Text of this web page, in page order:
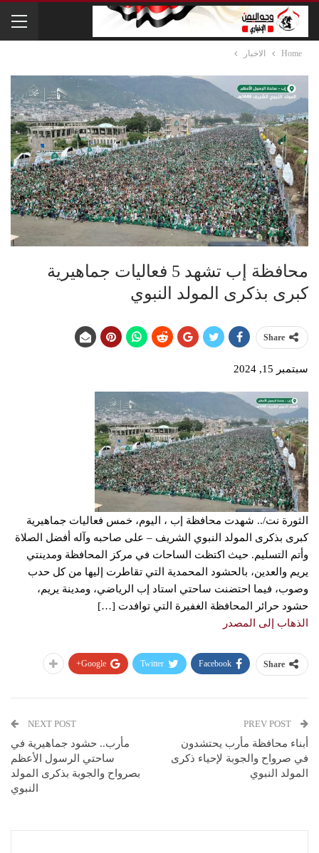
Home الاخبار
محافظة إب تشهد 5 فعاليات جماهيرية
كبرى بذكرى المولد النبوي
Share
سبتمبر 15, 2024
الثورة نت/.. شهدت محافظة إب ، اليوم، خمس فعاليات جماهيرية
كبرى بذكرى المولد النبوي الشريف – على صاحبه وآله أفضل الصلاة
وأتم التسليم. حيث اكتظت الساحات في مركز المحافظة ومدينتي
يريم والعدين، بالحشود المحمدية التي تقاطرت إليها من كل حدب
وصوب، فيما احتضنت ساحتي استاد إب الرياضي، ومدينة يريم،
حشود حرائر المحافظة الغفيرة التي توافدت […]
الذهاب إلى المصدر
Share
Facebook
Twitter
Google+
أبناء محافظة مأرب يحتشدون
في صرواح والجوبة لإحياء ذكرى
المولد النبوي
NEXT POST
مأرب.. حشود جماهيرية في
ساحتي الرسول الأعظم
بصرواح والجوبة بذكرى المولد
النبوي